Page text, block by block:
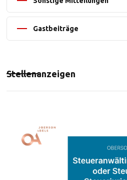
Gastbeiträge
Stellenanzeigen